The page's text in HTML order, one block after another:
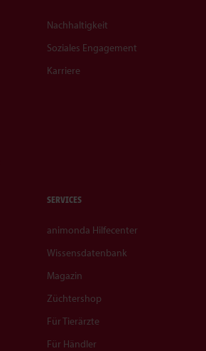
Nachhaltigkeit
Soziales Engagement
Karriere
SERVICES
animonda Hilfecenter
Wissensdatenbank
Magazin
Züchtershop
Für Tierärzte
Für Händler